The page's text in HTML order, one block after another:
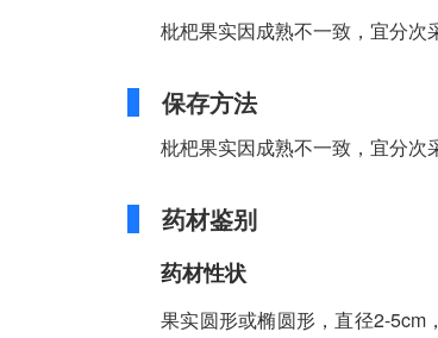
枇杷果实因成熟不一致，宜分次
保存方法
枇杷果实因成熟不一致，宜分次
药材鉴别
药材性状
果实圆形或椭圆形，直径2-5cm